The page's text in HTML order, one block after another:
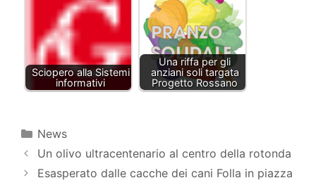
Sciopero alla Sistemi
informativi
Una riffa per gli
anziani soli targata
Progetto Rossano
Categorie
News
Un olivo ultracentenario al centro della rotonda
Esasperato dalle cacche dei cani Folla in piazza